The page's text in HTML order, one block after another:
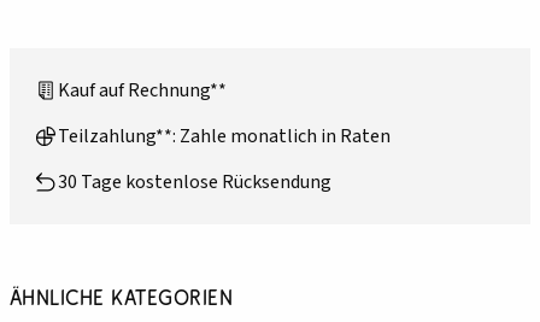
Kauf auf Rechnung**
Teilzahlung**: Zahle monatlich in Raten
30 Tage kostenlose Rücksendung
Ähnliche Kategorien